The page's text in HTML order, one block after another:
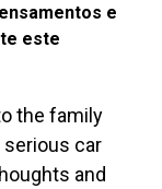
e
este
the family
serious car
and